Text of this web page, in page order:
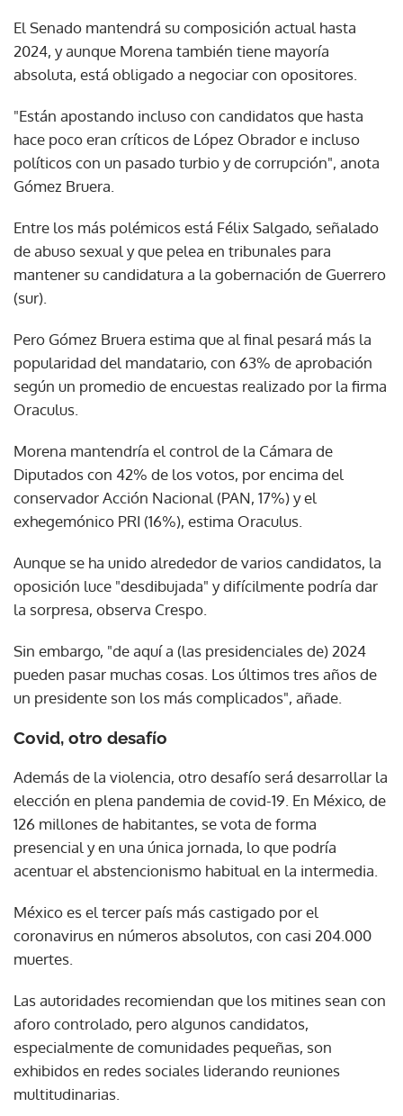
El Senado mantendrá su composición actual hasta
2024, y aunque Morena también tiene mayoría
absoluta, está obligado a negociar con opositores.
"Están apostando incluso con candidatos que hasta
hace poco eran críticos de López Obrador e incluso
políticos con un pasado turbio y de corrupción", anota
Gómez Bruera.
Entre los más polémicos está Félix Salgado, señalado
de abuso sexual y que pelea en tribunales para
mantener su candidatura a la gobernación de Guerrero
(sur).
Pero Gómez Bruera estima que al final pesará más la
popularidad del mandatario, con 63% de aprobación
según un promedio de encuestas realizado por la firma
Oraculus.
Morena mantendría el control de la Cámara de
Diputados con 42% de los votos, por encima del
conservador Acción Nacional (PAN, 17%) y el
exhegemónico PRI (16%), estima Oraculus.
Aunque se ha unido alrededor de varios candidatos, la
oposición luce "desdibujada" y difícilmente podría dar
la sorpresa, observa Crespo.
Sin embargo, "de aquí a (las presidenciales de) 2024
pueden pasar muchas cosas. Los últimos tres años de
un presidente son los más complicados", añade.
Covid, otro desafío
Además de la violencia, otro desafío será desarrollar la
elección en plena pandemia de covid-19. En México, de
126 millones de habitantes, se vota de forma
presencial y en una única jornada, lo que podría
acentuar el abstencionismo habitual en la intermedia.
México es el tercer país más castigado por el
coronavirus en números absolutos, con casi 204.000
muertes.
Las autoridades recomiendan que los mitines sean con
aforo controlado, pero algunos candidatos,
especialmente de comunidades pequeñas, son
exhibidos en redes sociales liderando reuniones
multitudinarias.